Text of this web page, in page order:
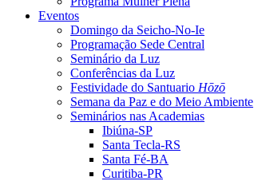
Eventos
Domingo da Seicho-No-Ie
Programação Sede Central
Seminário da Luz
Conferências da Luz
Festividade do Santuario Hōzō
Semana da Paz e do Meio Ambiente
Seminários nas Academias
Ibiúna-SP
Santa Tecla-RS
Santa Fé-BA
Curitiba-PR